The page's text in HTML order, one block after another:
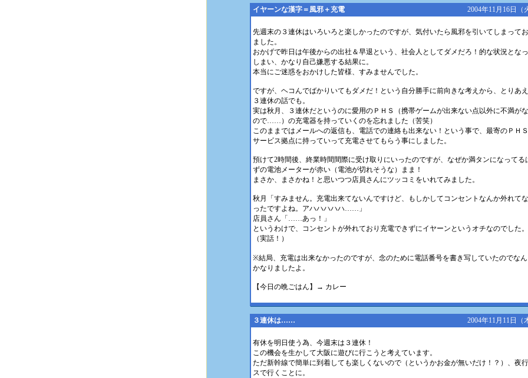
イヤーンな漢字＝風邪＋充電 2004年11月16日（
先週末の３連休はいろいろと楽しかったのですが、気付いたら風邪を引いてしまって
ました。
おかげで昨日は午後からの出社＆早退という、社会人としてダメだろ！的な状況とな
しまい、かなり自己嫌悪する結果に。
本当にご迷惑をおかけした皆様、すみませんでした。
ですが、ヘコんでばかりいてもダメだ！という自分勝手に前向きな考えから、とりあ
３連休の話でも。
実は秋月、３連休だというのに愛用のＰＨＳ（携帯ゲームが出来ない点以外に不満が
ので……）の充電器を持っていくのを忘れました（苦笑）
このままではメールへの返信も、電話での連絡も出来ない！という事で、最寄のＰＨ
サービス拠点に持っていって充電させてもらう事にしました。
預けて2時間後、終業時間間際に受け取りにいったのですが、なぜか満タンになってる
ずの電池メーターが赤い（電池が切れそうな）まま！
まさか、まさかね！と思いつつ店員さんにツッコミをいれてみました。
秋月「すみません。充電出来てないんですけど、もしかしてコンセントなんか外れて
ったですよね。アハハハハハ……」
店員さん「……あっ！」
というわけで、コンセントが外れており充電できずにイヤーンというオチなのでした。
（実話！）
※結局、充電は出来なかったのですが、念のために電話番号を書き写していたのでなん
かなりましたよ。
【今日の晩ごはん】→ カレー
３連休は…… 2004年11月11日（
有休を明日使う為、今週末は３連休！
この機会を生かして大阪に遊びに行こうと考えています。
ただ新幹線で簡単に到着しても楽しくないので（というかお金が無いだけ！？）、夜
スで行くことに。